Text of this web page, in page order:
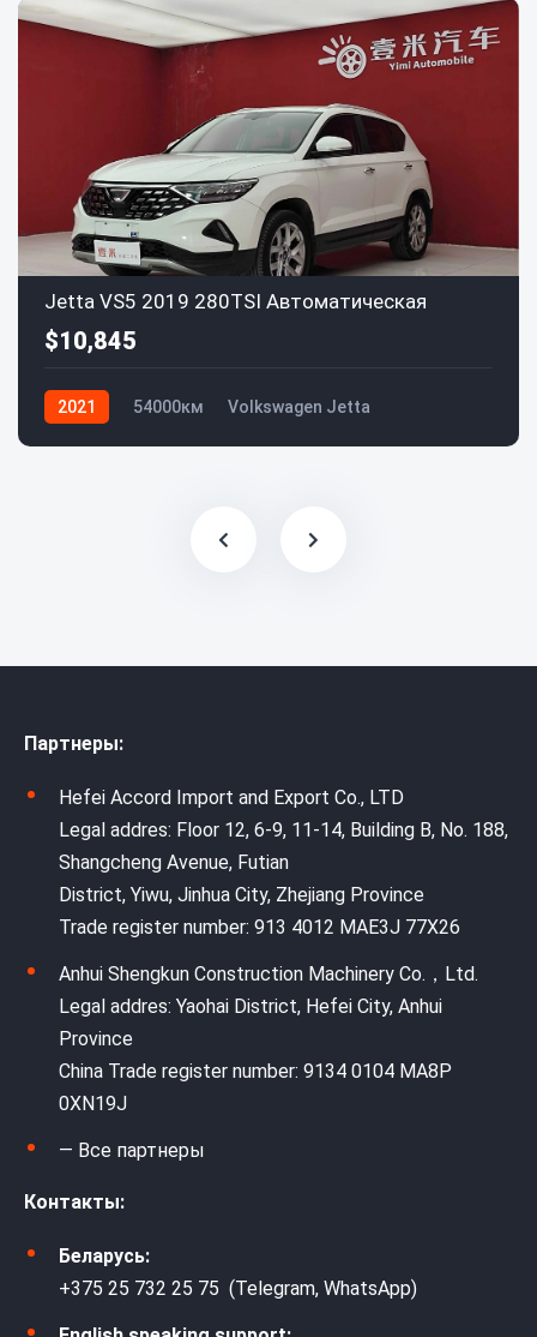
Jetta VS5 2019 280TSI Автоматическая
$10,845
2021 54000км Volkswagen Jetta
Партнеры:
Hefei Accord Import and Export Co., LTD
Legal addres: Floor 12, 6-9, 11-14, Building B, No. 188,
Shangcheng Avenue, Futian
District, Yiwu, Jinhua City, Zhejiang Province
Trade register number: 913 4012 MAE3J 77X26
Anhui Shengkun Construction Machinery Co.，Ltd.
Legal addres: Yaohai District, Hefei City, Anhui
Province
China Trade register number: 9134 0104 MA8P
0XN19J
— Все партнеры
Контакты:
Беларусь:
+375 25 732 25 75 (Telegram, WhatsApp)